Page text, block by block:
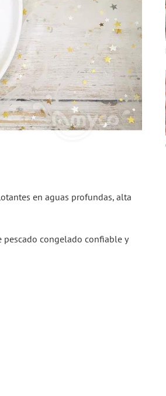
en aguas profundas, alta
congelado confiable y